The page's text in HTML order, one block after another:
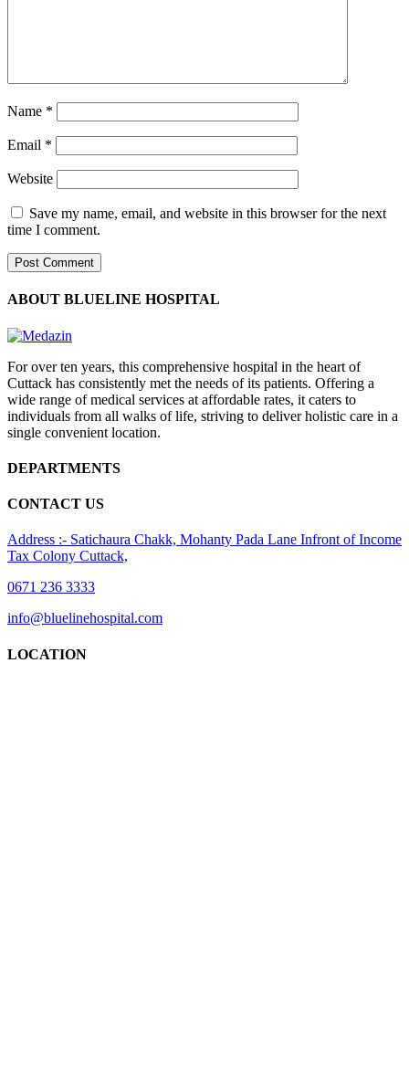
Name *
Email *
Website
Save my name, email, and website in this browser for the next
time I comment.
ABOUT BLUELINE HOSPITAL
For over ten years, this comprehensive hospital in the heart of
Cuttack has consistently met the needs of its patients. Offering a
wide range of medical services at affordable rates, it caters to
individuals from all walks of life, striving to deliver holistic care in a
single convenient location.
DEPARTMENTS
CONTACT US
Address :- Satichaura Chakk, Mohanty Pada Lane Infront of Income
Tax Colony Cuttack,
0671 236 3333
info@bluelinehospital.com
LOCATION